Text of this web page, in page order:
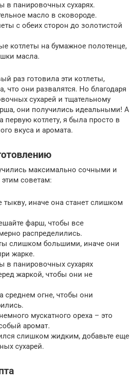
в панировочных сухарях.
масло в сковороде.
с обеих сторон до золотистой
котлеты на бумажное полотенце,
масла.
раз готовила эти котлеты,
что они развалятся. Но благодаря
сухарей и тщательному
они получились идеальными! А
первую котлету, я была просто в
вкуса и аромата.
максимально сочными и
советам:
тыкву, иначе она станет слишком
фарш, чтобы все
распределились.
слишком большими, иначе они
жарке.
в панировочных сухарях
жаркой, чтобы они не
среднем огне, чтобы они
мускатного ореха – это
аромат.
слишком жидким, добавьте еще
сухарей.